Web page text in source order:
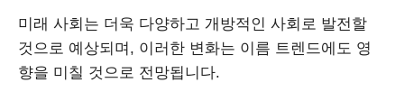
미래 사회는 더욱 다양하고 개방적인 사회로 발전할
것으로 예상되며, 이러한 변화는 이름 트렌드에도 영
향을 미칠 것으로 전망됩니다.